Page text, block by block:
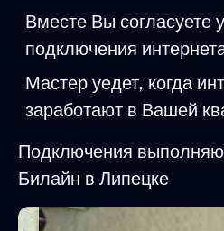
Вместе Вы согласуете
подключения
Мастер уедет, когда
заработают в Вашей
Подключения
Билайн в Липецке